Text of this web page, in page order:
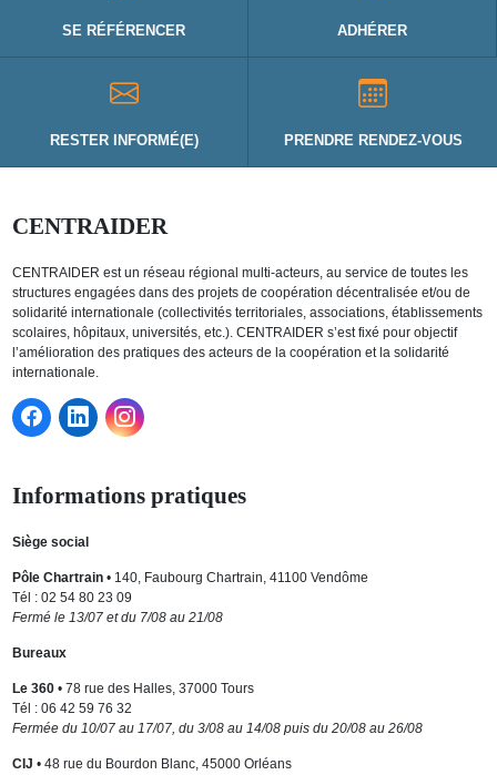
SE RÉFÉRENCER ADHÉRER
RESTER INFORMÉ(E) PRENDRE RENDEZ-VOUS
CENTRAIDER
CENTRAIDER est un réseau régional multi-acteurs, au service de toutes les
structures engagées dans des projets de coopération décentralisée et/ou de
solidarité internationale (collectivités territoriales, associations, établissements
scolaires, hôpitaux, universités, etc.). CENTRAIDER s’est fixé pour objectif
l’amélioration des pratiques des acteurs de la coopération et la solidarité
internationale.
Informations pratiques
Siège social
Pôle Chartrain• 140, Faubourg Chartrain, 41100 Vendôme
Tél : 02 54 80 23 09
Fermé le 13/07 et du 7/08 au 21/08
Bureaux
Le 360• 78 rue des Halles, 37000 Tours
Tél : 06 42 59 76 32
Fermée du 10/07 au 17/07, du 3/08 au 14/08 puis du 20/08 au 26/08
CIJ • 48 rue du Bourdon Blanc, 45000 Orléans